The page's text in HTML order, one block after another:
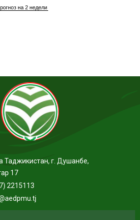
Таджикистан, г. Душанбе,
17
2215113